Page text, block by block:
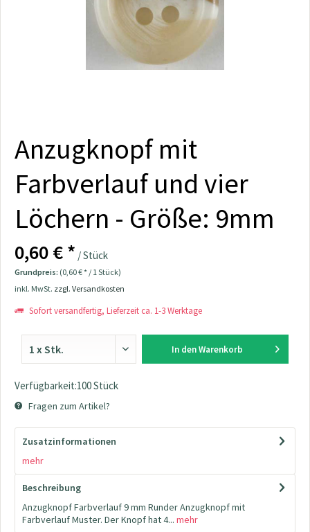
Anzugknopf mit
Farbverlauf und vier
Löchern - Größe: 9mm
0,60 € * / Stück
Grundpreis: (0,60 € * / 1 Stück)
inkl. MwSt. zzgl. Versandkosten
Sofort versandfertig, Lieferzeit ca. 1-3 Werktage
In den Warenkorb
Verfügbarkeit:100 Stück
Fragen zum Artikel?
Zusatzinformationen
mehr
Beschreibung
Anzugknopf Farbverlauf 9 mm Runder Anzugknopf mit
Farbverlauf Muster. Der Knopf hat 4... mehr